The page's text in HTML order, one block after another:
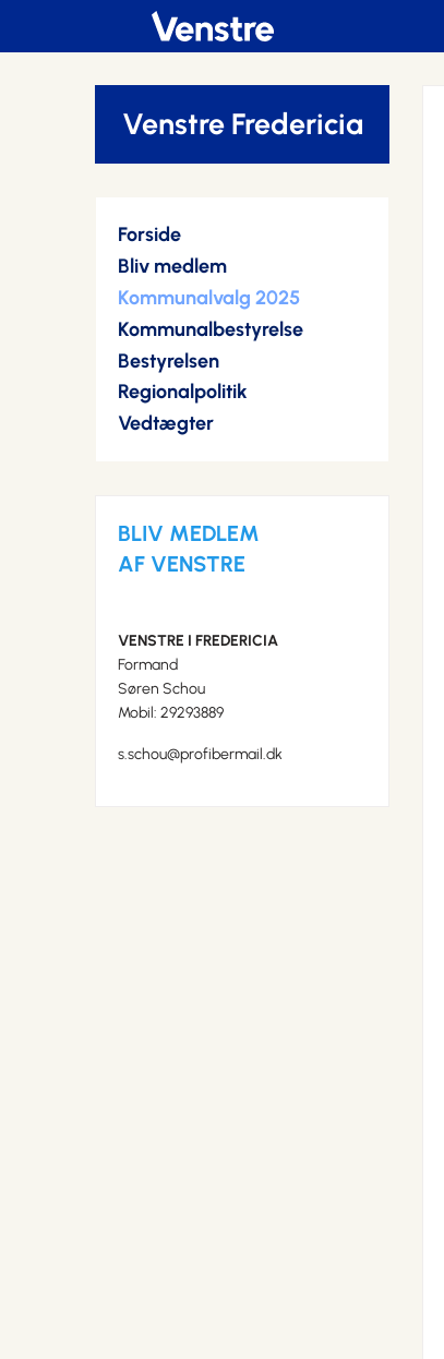
Venstre Fredericia
Forside
Bliv medlem
Kommunalvalg 2025
Kommunalbestyrelse
Bestyrelsen
Regionalpolitik
Vedtægter
BLIV MEDLEM
AF VENSTRE
VENSTRE I FREDERICIA
Formand
Søren Schou
Mobil: 29293889
s.schou@profibermail.dk